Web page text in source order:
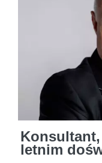
letnim